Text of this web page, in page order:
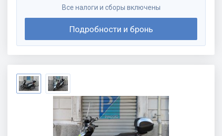
Все налоги и сборы включены
Подробности и бронь